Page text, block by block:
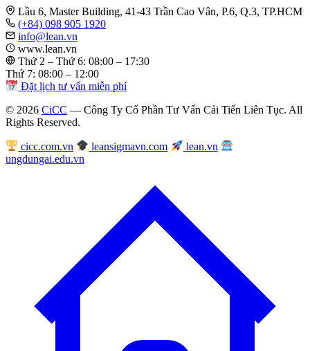
Lầu 6, Master Building, 41-43 Trần Cao Vân, P.6, Q.3, TP.HCM
(+84) 098 905 1920
info@lean.vn
www.lean.vn
Thứ 2 – Thứ 6: 08:00 – 17:30
Thứ 7: 08:00 – 12:00
Đặt lịch tư vấn miễn phí
© 2026 CiCC — Công Ty Cổ Phần Tư Vấn Cải Tiến Liên Tục. All
Rights Reserved.
cicc.com.vn leansigmavn.com
lean.vn
ungdungai.edu.vn